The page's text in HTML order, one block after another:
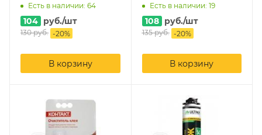
Есть в наличии: 64
104 руб./шт
130руб. -20%
В корзину
Есть в наличии: 19
108 руб./шт
135руб. -20%
В корзину